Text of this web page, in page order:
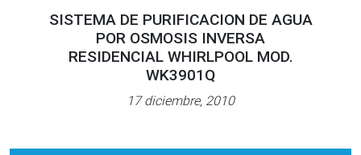
SISTEMA DE PURIFICACION DE AGUA
POR OSMOSIS INVERSA
RESIDENCIAL WHIRLPOOL MOD.
WK3901Q
17 diciembre, 2010